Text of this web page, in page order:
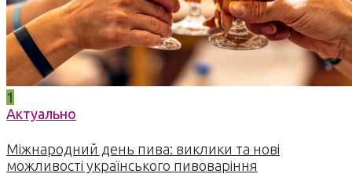
1
Актуально
Міжнародний день пива: виклики та нові
можливості українського пивоваріння